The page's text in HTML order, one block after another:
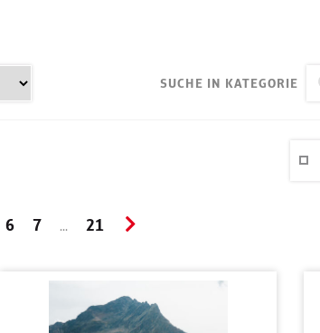
SUCHE IN KATEGORIE
6 7 ... 21